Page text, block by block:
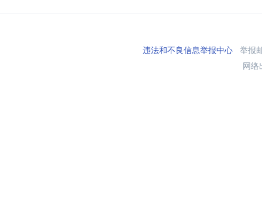
违法和不良信息举报中心举报
网